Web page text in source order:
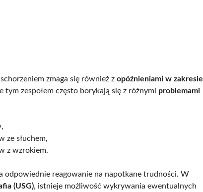
zmaga się również z opóźnieniami w zakresie
zespołem często borykają się z różnymi problemami
ze słuchem,
z wzrokiem.
odpowiednie reagowanie na napotkane trudności. W
(USG), istnieje możliwość wykrywania ewentualnych